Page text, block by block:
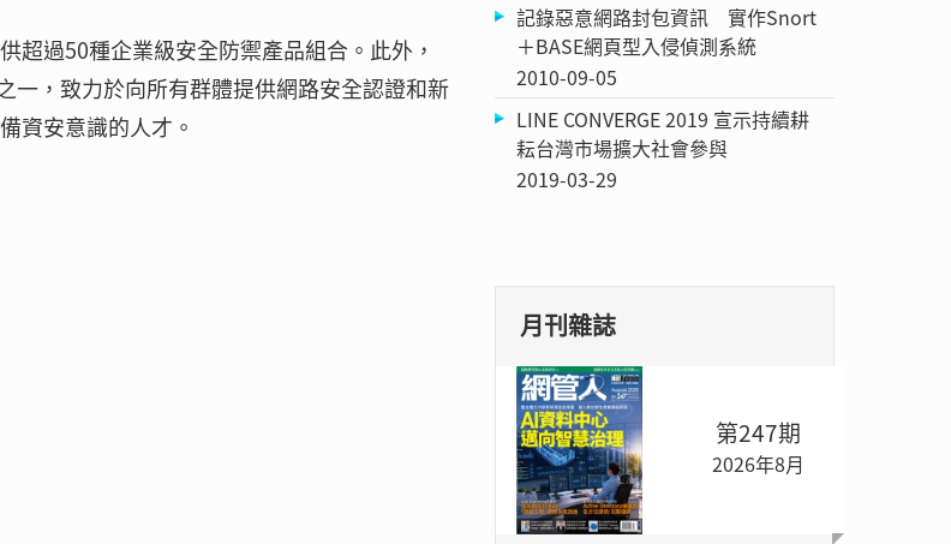
過50種企業級安全防禦產品組合。此外，
，致力於向所有群體提供網路安全認證和新
資安意識的人才。
記錄惡意網路封包資訊 實作Snort
＋BASE網頁型入侵偵測系統
2010-09-05
LINE CONVERGE 2019 宣示持續耕
耘台灣市場擴大社會參與
2019-03-29
月刊雜誌
第247期
2026年8月